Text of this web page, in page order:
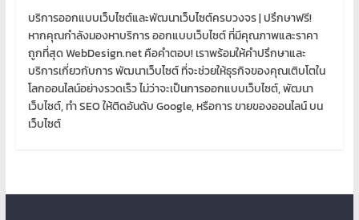
บริการออกแบบเว็บไซต์และพัฒนาเว็บไซต์ครบวงจร | ปรึกษาฟรี!
หากคุณกำลังมองหาบริการ ออกแบบเว็บไซต์ ที่มีคุณภาพและราคา
ถูกที่สุด WebDesign.net คือคำตอบ! เราพร้อมให้คำปรึกษาและ
บริการเกี่ยวกับการ พัฒนาเว็บไซต์ ที่จะช่วยให้ธุรกิจของคุณเติบโตใน
โลกออนไลน์อย่างรวดเร็ว ไม่ว่าจะเป็นการออกแบบเว็บไซต์, พัฒนา
เว็บไซต์, ทำ SEO ให้ติดอันดับ Google, หรือการ ขายของออนไลน์ บน
เว็บไซต์